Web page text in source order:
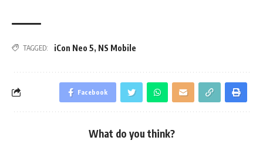
TAGGED: iCon Neo 5, NS Mobile
Facebook
What do you think?